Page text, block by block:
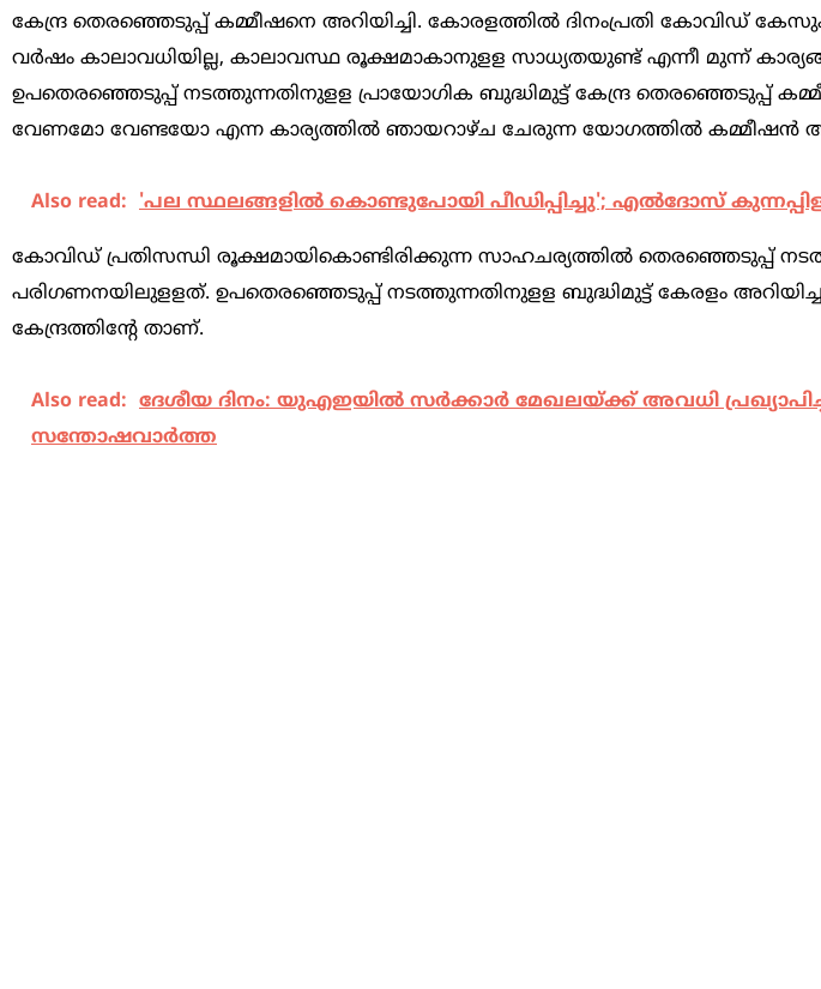
കേന്ദ്ര തെരഞ്ഞെടുപ്പ് കമ്മീഷനെ അറിയിച്ചി. കോരളത്തില്‍ ദിനംപ്രതി കോവിഡ്
വര്‍ഷം കാലാവധിയില്ല, കാലാവസ്ഥ രൂക്ഷമാകാനുളള സാധ്യതയുണ്ട് എന്നീ മുന്ന്
ഉപതെരഞ്ഞെടുപ്പ് നടത്തുന്നതിനുളള പ്രായോഗിക ബുദ്ധിമുട്ട് കേന്ദ്ര തെരഞ്ഞെടുപ്പ്
വേണമോ വേണ്ടയോ എന്ന കാര്യത്തില്‍ ഞായറാഴ്ച ചേരുന്ന യോഗത്തില്‍ കമ്മീഷൻ
Also read: 'പല സ്ഥലങ്ങളില്‍ കൊണ്ടുപോയി പീഡിപ്പിച്ചു'; എല്‍ദോസ്
കോവിഡ് പ്രതിസന്ധി രൂക്ഷമായികൊണ്ടിരിക്കുന്ന സാഹചര്യത്തില്‍ തെരഞ്ഞെടുപ്പ്
പരിഗണനയിലുളളത്. ഉപതെരഞ്ഞെടുപ്പ് നടത്തുന്നതിനുളള ബുദ്ധിമുട്ട് കേരളം
കേന്ദ്രത്തിന്‍റേ താണ്.
Also read: ദേശീയ ദിനം: യുഎഇയിൽ സർക്കാർ മേഖലയ്ക്ക് അവധി
സന്തോഷവാർത്ത